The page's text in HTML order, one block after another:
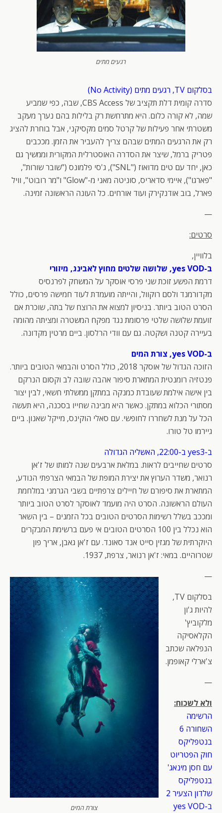
רגעים מתים
בסלקום TV, רגעים מתים (No Activity)
סדרה קומית דלת תקציב של CBS Access, שבה, כפי שמביע
שמה, לא קורה כלום. היא מתרחשת רק בלילות בהם נערך מעקב
משטרתי אחר פעילות של קרטל סמים מקסיקני, אבל בוחרת להציג
רק את הרגעים המתים שבהם צריך להעביר את הזמן. מככבים
פטריק ברמל, שיצר את הסדרה האוסטרלית המקורית וממשיך גם
כאן, יחד עם טים מדואוז ("SNL"), ג'סי פלמונס ("שובר שורות",
"פארגו"), איימי סדאריס, סוניטה מאני מ-"Glow" ו"מר רובוט", וויל
פארל, בוב אודנקירק ועוד אורחים. כל העונה הראשונה זמינה.
—
סרטים:
בלוויין,
ב-yes VOD, שלושה שלטים מחוץ לאבינג, מיזורי
דרמת הפשע זוכת שני פרסי אוסקר על המשחק לפרנסיס
מקדורמנד ולסם רוקוול, והייתה מועמדת לעוד חמישה פרסים, כולל
הסרט הטוב ביותר. בניסיון למצוא את הרוצח של בתה, שוכרת אם
זועמת שלושה שלטי פרסומת נגד מפקח המשטרה ומציתה מהומה
בעיירה קטנה ושקטה. גם עם וודי הרלסון. ביים מרטין מקדונה.
ב-yes VOD, צורת המים
הזוכה הגדול של אוסקר 2018, כולל הסרט והבמאי הטובים ביותר.
פנטזיה רומנטית המתארת סיפור אהבה שובה לב וקסום הנרקם
בין אישה אילמת שעובדת כמנקה במתקן ממשלתי חשאי, לבין יצור
מסתורי הכלוא במתקן. כאשר היא מבינה שחייו בסכנה, היא תעשה
הכל על מנת לשחררו לחופשי. עם סאלי הוקינס, מייקל שאנון. ביים
גיירמו טל טורו.
ב-yes3 ב-22:00, האשליה הגדולה
סרטים שחייבים לראות. במלאת ארבעים שנה למותו של ז'אן
רנואר, משדר הערוץ את יצירת המופת של הבמאי הצרפתי הנודע,
המתארת את סיפורם של חיילים צרפתיים בשבי הגרמני במלחמת
העולם הראשונה. הסרט היה מועמד לאוסקר לסרט הטוב ביותר
ומככב בשלל רשימות הסרטים הטובים בכל הזמנים – בין השאר
הוא נכלל בין 100 הסרטים הטובים אי פעם ברשימת המבקרים
היוקרתית של מגזין סייט אנד סאונד. עם ז'אן גאבן, אריך פון
שטרוהיים. במאי: ז'אן רנואר, צרפת, 1937.
צורת המים
—
בסלקום TV,
להיות ג'ון
מלקוביץ'
הקלאסיקה
הנפלאה שכתב
צ'ארלי קאופמן.
—
ולא לשכוח:
הרשימה
השחורה 6
בנטפליקס
חוק הפטריוט
עם חסן מינאג'
בנטפליקס
שלדון הצעיר 2
ב-yes VOD